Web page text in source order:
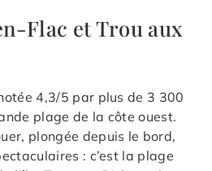
Flac et Trou aux
4,3/5 par plus de 3 300
plage de la côte ouest.
plongée depuis le bord,
: c’est la plage